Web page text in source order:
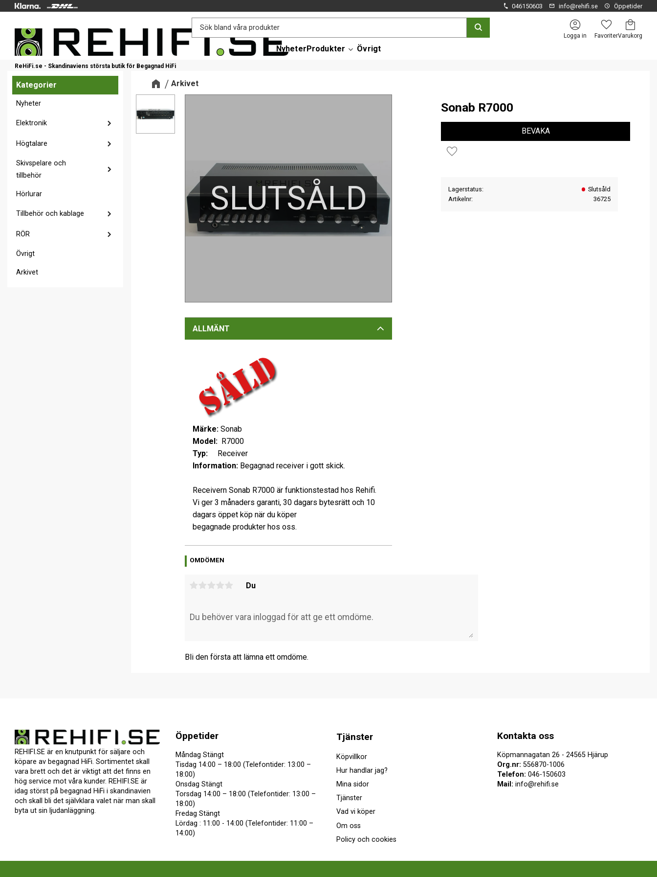
046150603 info@rehifi.se Öppetider
ReHiFi.se - Skandinaviens största butik för Begagnad HiFi
Logga in
Favoriter
Kundvagn
NyheterProdukter Övrigt
Arkivet
Sonab R7000
SLUTSÅLD
Lägg till i favoriter
BEVAKA
Lagerstatus
Slutsåld
Artikelnr
36725
ALLMÄNT
Märke:Sonab
Model:R7000
Typ:
Receiver
Information:Begagnad receiver i gott skick.
Receivern Sonab R7000 är funktionstestad hos Rehifi.
Vi ger 3 månaders garanti, 30 dagars bytesrätt och 10
dagars öppet köp när du köper
begagnade produkter hos oss.
OMDÖMEN
Du
Bli den första att lämna ett omdöme.
Kategorier
Nyheter
Elektronik
Högtalare
Skivspelare och
tillbehör
Hörlurar
Tillbehör och kablage
RÖR
Övrigt
Arkivet
REHIFI.SE är en knutpunkt för säljare och
köpare av begagnad HiFi. Sortimentet skall
vara brett och det är viktigt att det finns en
hög service mot våra kunder. REHIFI.SE är
idag störst på begagnad HiFi i skandinavien
och skall bli det självklara valet när man skall
byta ut sin ljudanläggning.
Öppetider
Måndag Stängt
Tisdag 14:00 – 18:00 (Telefontider: 13:00 –
18:00)
Onsdag Stängt
Torsdag 14:00 – 18:00 (Telefontider: 13:00 –
18:00)
Fredag Stängt
Lördag : 11:00 - 14:00 (Telefontider: 11:00 –
14:00)
Kontakta oss
Köpmannagatan 26 - 24565 Hjärup
Org.nr: 556870-1006
Telefon: 046-150603
Mail: info@rehifi.se
Tjänster
Köpvillkor
Hur handlar jag?
Mina sidor
Tjänster
Vad vi köper
Om oss
Policy och cookies